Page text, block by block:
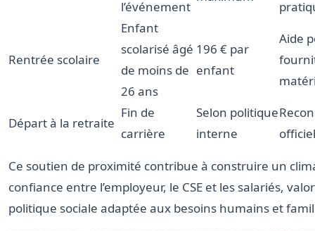
l’événement
Rentrée scolaire
Enfant
scolarisé âgé
de moins de
26 ans
196 € par
enfant
Aide
Départ à la retraite
Fin de
carrière
Selon politique
interne
Ce soutien de proximité contribue à construire un
confiance entre l’employeur, le CSE et les salariés,
politique sociale adaptée aux besoins humains et